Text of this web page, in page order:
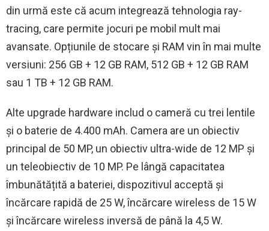
din urmă este că acum integrează tehnologia ray-
tracing, care permite jocuri pe mobil mult mai
avansate. Opțiunile de stocare și RAM vin în mai multe
versiuni: 256 GB + 12 GB RAM, 512 GB + 12 GB RAM
sau 1 TB + 12 GB RAM.
Alte upgrade hardware includ o cameră cu trei lentile
și o baterie de 4.400 mAh. Camera are un obiectiv
principal de 50 MP, un obiectiv ultra-wide de 12 MP și
un teleobiectiv de 10 MP. Pe lângă capacitatea
îmbunătățită a bateriei, dispozitivul acceptă și
încărcare rapidă de 25 W, încărcare wireless de 15 W
și încărcare wireless inversă de până la 4,5 W.